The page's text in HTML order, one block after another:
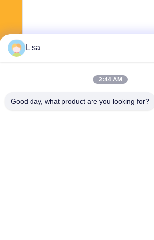
Lisa
2:44 AM
Good day, what product are you looking for?